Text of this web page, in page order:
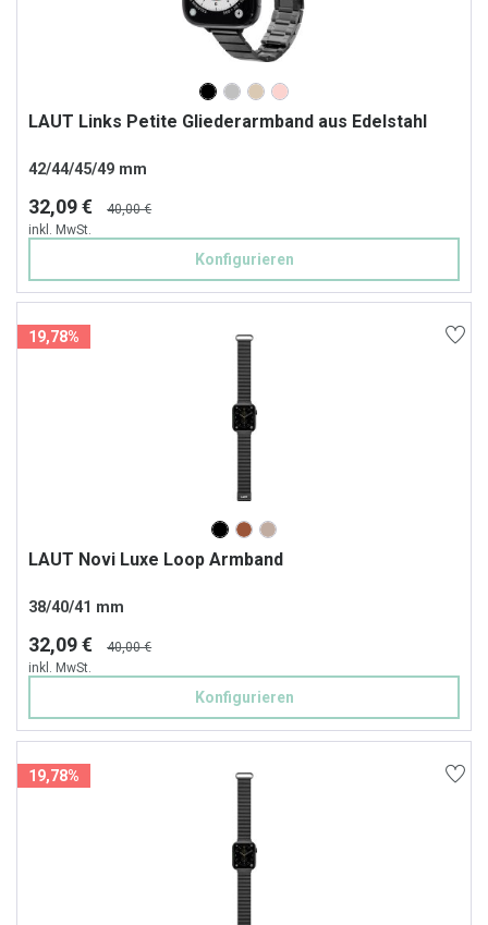
LAUT Links Petite Gliederarmband aus Edelstahl
42/44/45/49 mm
32,09 €
40,00 €
inkl. MwSt.
Konfigurieren
19,78%
LAUT Novi Luxe Loop Armband
38/40/41 mm
32,09 €
40,00 €
inkl. MwSt.
Konfigurieren
19,78%